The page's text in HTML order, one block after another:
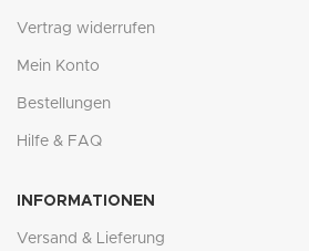
Vertrag widerrufen
Mein Konto
Bestellungen
Hilfe & FAQ
INFORMATIONEN
Versand & Lieferung